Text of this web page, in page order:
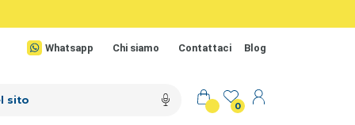
Whatsapp Chi siamo Contattaci Blog
0